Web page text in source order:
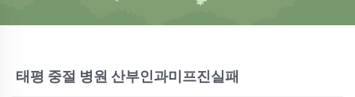
태평 중절 병원 산부인과미프진실패